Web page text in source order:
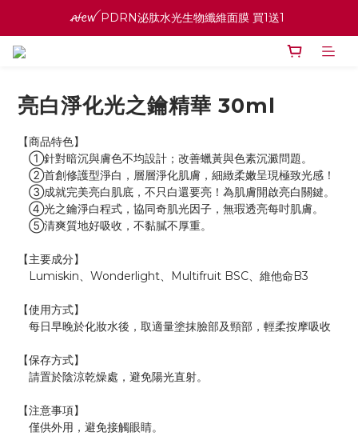
ꫛꫀꪝ PDRN泌肽水光生物纖維面膜 買1送1
ꫛꫀꪝ PDRN泌肽水光生物纖維面膜 買1送1
寵愛之名官網會員招募中 ♡ 八月消費紅利加倍送
亮白淨化光之鑰精華 30ml
【商品特色】
①針對暗沉與膚色不均設計；改善蠟黃與色素沉澱問題。
②首創修護型淨白，層層淨化肌膚，細緻柔嫩呈現極致光感！
③成就完美亮白肌底，不只白還要亮！為肌膚開啟亮白關鍵。
④光之鑰淨白程式，協同奇肌光因子，無瑕透亮每吋肌膚。
⑤清爽質地好吸收，不黏膩不厚重。
【主要成分】
Lumiskin、Wonderlight、Multifruit BSC、維他命B3
【使用方式】
每日早晚於化妝水後，取適量塗抹臉部及頸部，輕柔按摩吸收
【保存方式】
請置於陰涼乾燥處，避免陽光直射。
【注意事項】
僅供外用，避免接觸眼睛。